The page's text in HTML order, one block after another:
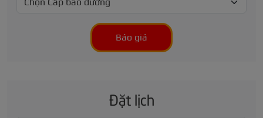
Báo giá
Đặt lịch